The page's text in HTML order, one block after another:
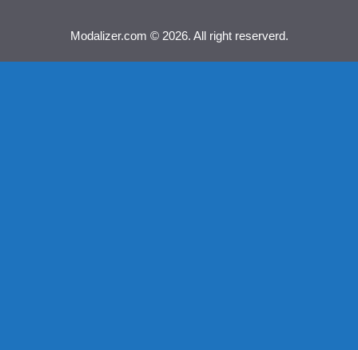
Modalizer.com © 2026. All right reserverd.